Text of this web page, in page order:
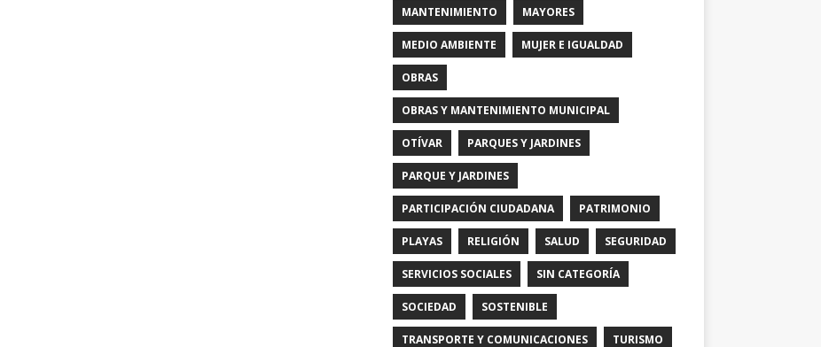
MANTENIMIENTO MAYORES
MEDIO AMBIENTE MUJER E IGUALDAD
OBRAS
OBRAS Y MANTENIMIENTO MUNICIPAL
OTÍVAR PARQUES Y JARDINES
PARQUE Y JARDINES
PARTICIPACIÓN CIUDADANA PATRIMONIO
PLAYAS RELIGIÓN SALUD SEGURIDAD
SERVICIOS SOCIALES SIN CATEGORÍA
SOCIEDAD SOSTENIBLE
TRANSPORTE Y COMUNICACIONES TURISMO